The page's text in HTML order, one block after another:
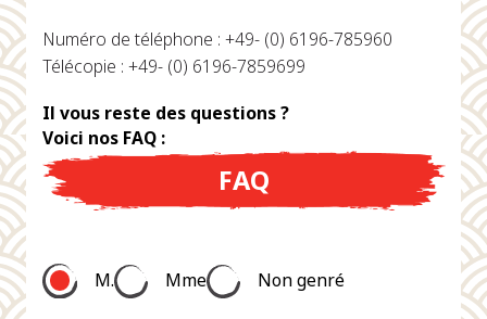
Numéro de téléphone : +49- (0) 6196-785960
Télécopie : +49- (0) 6196-7859699
Il vous reste des questions ?
Voici nos FAQ :
FAQ
M. Mme Non genré